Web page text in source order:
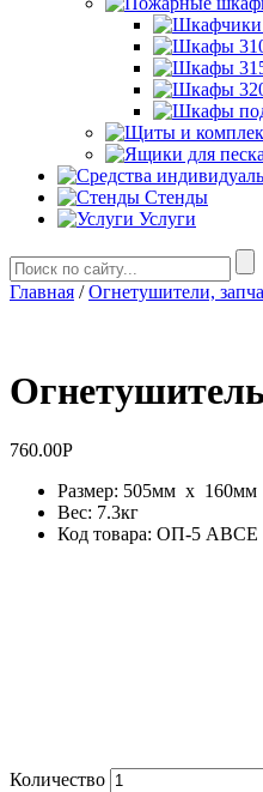
Стенды
Услуги
Главная /Огнетушители,
760.00Р
Размер: 505мм x 160мм
Вес: 7.3кг
Код товара: ОП-5 ABCE
Количество